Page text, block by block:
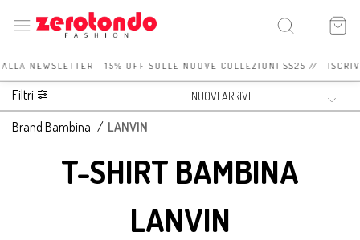
NEWSLETTER - 15% OFF SULLE NUOVE COLLEZIONI SS25 //
Filtri
Brand Bambina / LANVIN
T-SHIRT BAMBINA
LANVIN